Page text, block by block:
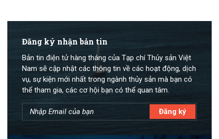
Đăng ký nhận bản tin
Bản tin điện tử hàng tháng của Tạp chí Thủy sản Việt
Nam sẽ cập nhật các thông tin về các hoạt động, dịch
vụ, sự kiện mới nhất trong ngành thủy sản mà bạn có
thể tham gia, các cơ hội bạn có thể quan tâm.